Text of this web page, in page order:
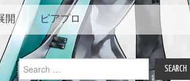
開 ピアプロ
Search
for: